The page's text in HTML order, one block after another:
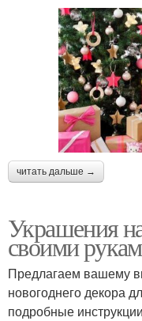
читать дальше →
Украшения
своими
Предлагаем вашему
новогоднего декора
подробные